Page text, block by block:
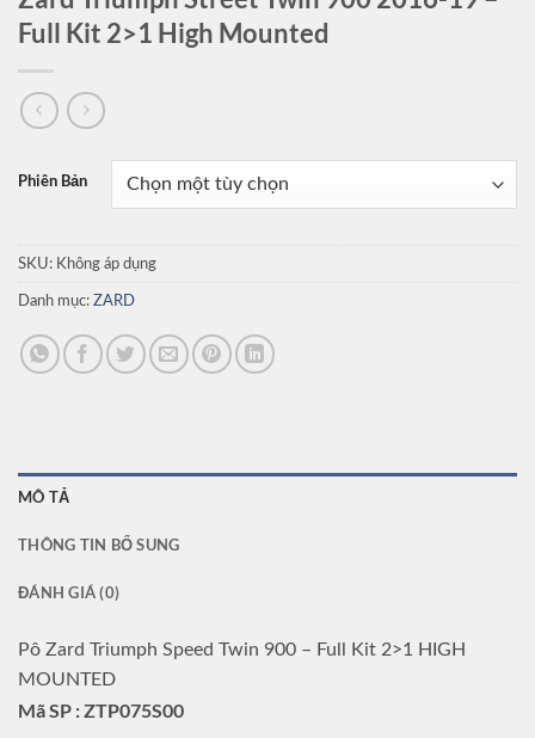
Full Kit 2>1 High Mounted
Phiên Bản
SKU: Không áp dụng
Danh mục: ZARD
MÔ TẢ
THÔNG TIN BỔ SUNG
ĐÁNH GIÁ (0)
Pô Zard Triumph Speed Twin 900 – Full Kit 2>1 HIGH
MOUNTED
Mã SP : ZTP075S00